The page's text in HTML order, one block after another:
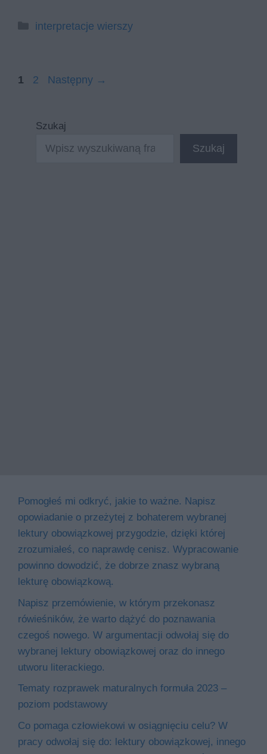
Kategorie
interpretacje wierszy
Strona
1 Strona
2 Następny →
Szukaj
Szukaj
Pomogłeś mi odkryć, jakie to ważne. Napisz
opowiadanie o przeżytej z bohaterem wybranej
lektury obowiązkowej przygodzie, dzięki której
zrozumiałeś, co naprawdę cenisz. Wypracowanie
powinno dowodzić, że dobrze znasz wybraną
lekturę obowiązkową.
Napisz przemówienie, w którym przekonasz
rówieśników, że warto dążyć do poznawania
czegoś nowego. W argumentacji odwołaj się do
wybranej lektury obowiązkowej oraz do innego
utworu literackiego.
Tematy rozprawek maturalnych formuła 2023 –
poziom podstawowy
Co pomaga człowiekowi w osiągnięciu celu? W
pracy odwołaj się do: lektury obowiązkowej, innego